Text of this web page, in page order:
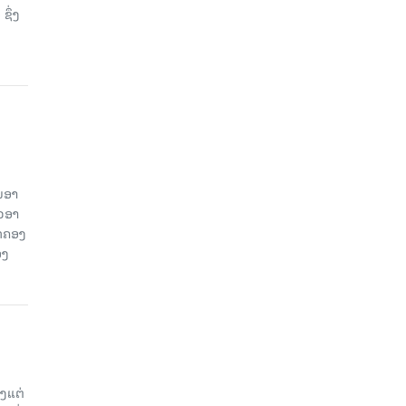
ງ
າ
າ
ອງ
ແຕ່